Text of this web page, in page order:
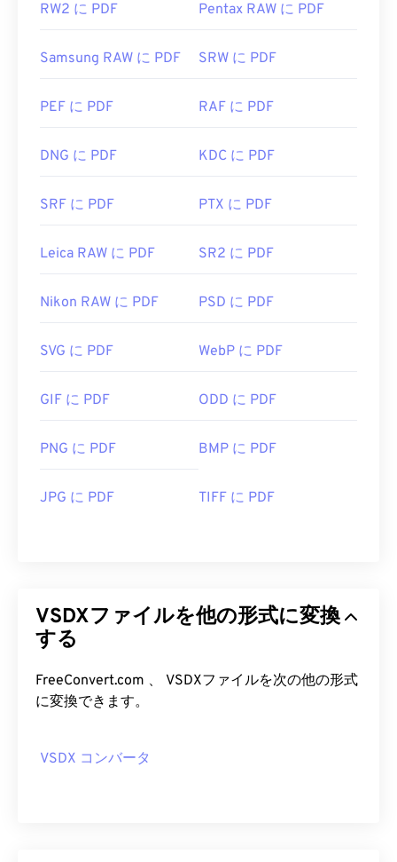
RW2 に PDF Pentax RAW に PDF
Samsung RAW に PDF SRW に PDF
PEF に PDF RAF に PDF
DNG に PDF KDC に PDF
SRF に PDF PTX に PDF
Leica RAW に PDF SR2 に PDF
Nikon RAW に PDF PSD に PDF
SVG に PDF WebP に PDF
GIF に PDF ODD に PDF
PNG に PDF BMP に PDF
JPG に PDF TIFF に PDF
VSDXファイルを他の形式に変換
する
FreeConvert.com 、 VSDXファイルを次の他の形式
に変換できます。
VSDX コンバータ